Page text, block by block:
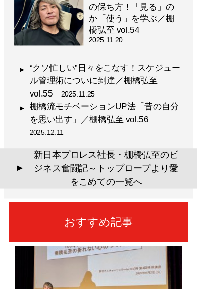
の保ち方！「見る」の
か「使う」を学ぶ／棚
橋弘至 vol.54
2025.11.20
“クソ忙しい”日々をこなす！スケジュー
ル管理術についに到達／棚橋弘至
vol.55 2025.11.25
棚橋流モチベーションUP法「昔の自分
を思い出す」／棚橋弘至 vol.56
2025.12.11
▲
新日本プロレス社長・棚橋弘至のビ
ジネス奮闘記～トップロープより愛
をこめての一覧へ
おすすめ記事